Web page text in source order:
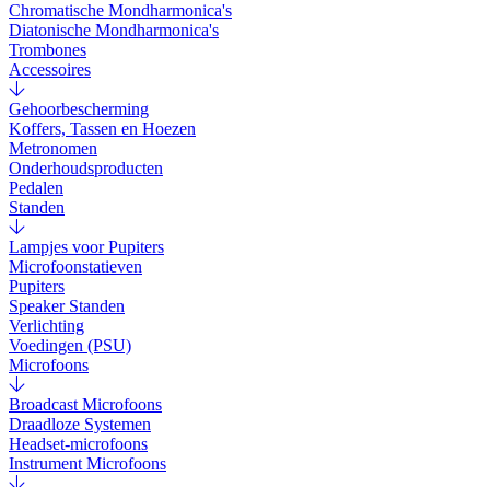
Chromatische Mondharmonica's
Diatonische Mondharmonica's
Trombones
Accessoires
Gehoorbescherming
Koffers, Tassen en Hoezen
Metronomen
Onderhoudsproducten
Pedalen
Standen
Lampjes voor Pupiters
Microfoonstatieven
Pupiters
Speaker Standen
Verlichting
Voedingen (PSU)
Microfoons
Broadcast Microfoons
Draadloze Systemen
Headset-microfoons
Instrument Microfoons